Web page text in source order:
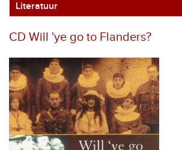
Literatuur
CD Will 'ye go to Flanders?